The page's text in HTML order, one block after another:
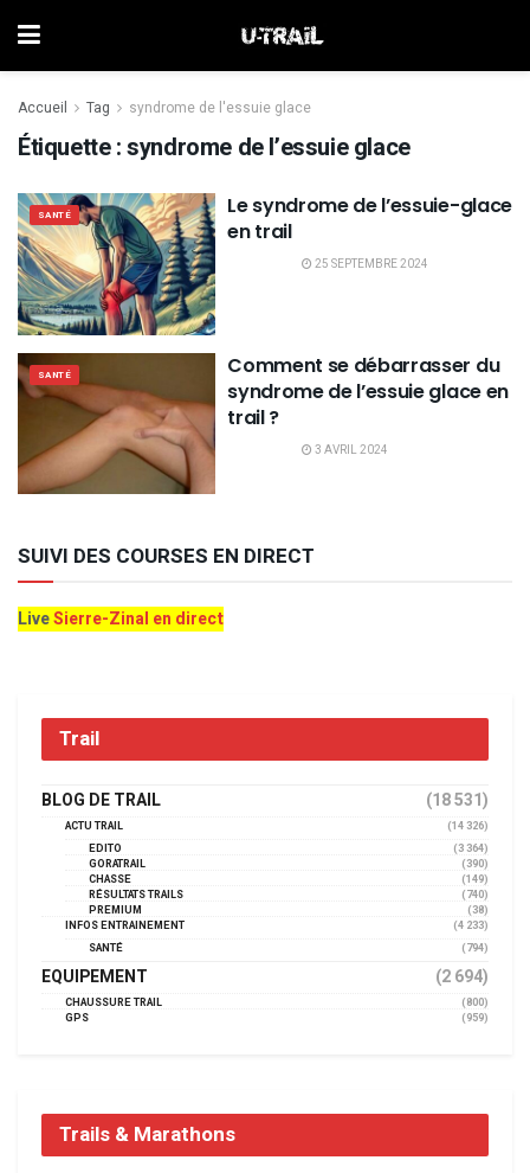
Accueil Tag syndrome de l'essuie glace
Étiquette :syndrome de l’essuie glace
SANTÉ
Le syndrome de l’essuie-glace
en trail
25 SEPTEMBRE 2024
SANTÉ
Comment se débarrasser du
syndrome de l’essuie glace en
trail ?
3 AVRIL 2024
SUIVI DES COURSES EN DIRECT
LiveSierre-Zinal en direct
Trail
BLOG DE TRAIL (18 531)
ACTU TRAIL
(14 326)
EDITO
(3 364)
GORATRAIL
(390)
CHASSE
(149)
RÉSULTATS TRAILS
(740)
PREMIUM
(38)
INFOS ENTRAINEMENT
(4 233)
SANTÉ
(794)
EQUIPEMENT (2 694)
CHAUSSURE TRAIL
(800)
GPS
(959)
Trails & Marathons